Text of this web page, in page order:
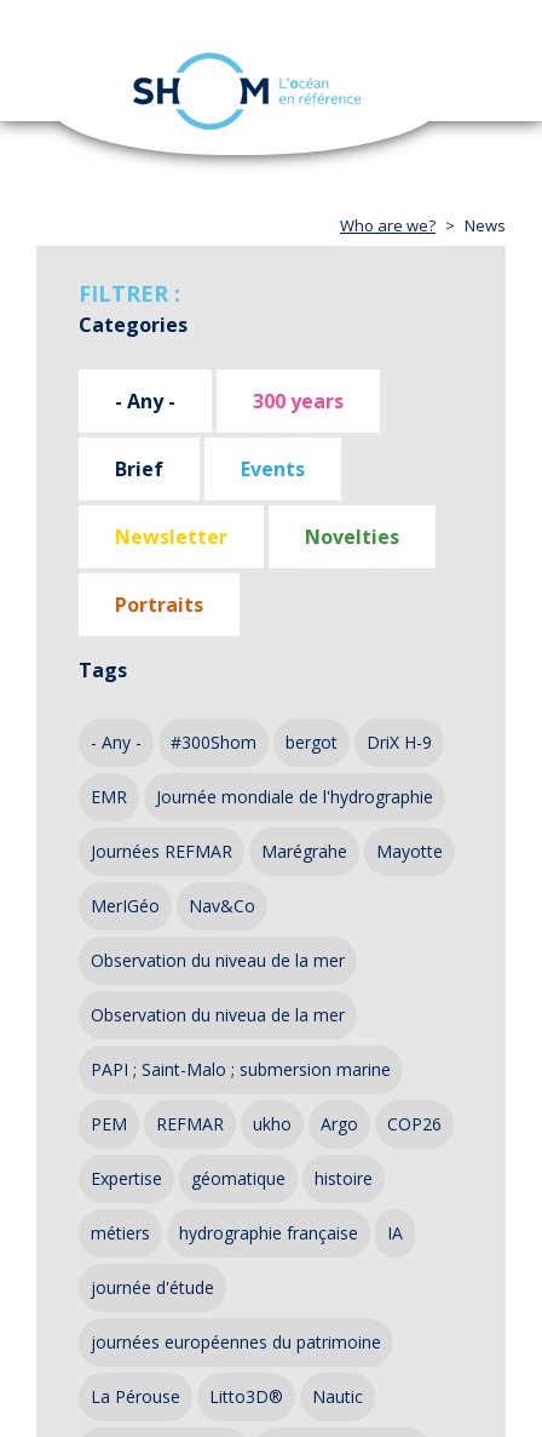
Skip
navigation
Who are we? News
FILTRER :
Categories
- Any - 300 years
Brief Events
Newsletter Novelties
Portraits
Tags
- Any - #300Shom bergot DriX H-9
EMR Journée mondiale de l'hydrographie
Journées REFMAR Marégrahe Mayotte
MerIGéo Nav&Co
Observation du niveau de la mer
Observation du niveua de la mer
PAPI ; Saint-Malo ; submersion marine
PEM REFMAR ukho Argo COP26
Expertise géomatique histoire
métiers hydrographie française IA
journée d'étude
journées européennes du patrimoine
La Pérouse Litto3D® Nautic